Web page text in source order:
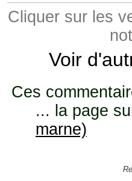
Cliquer sur les
Voir
Ces
... la page
marne)